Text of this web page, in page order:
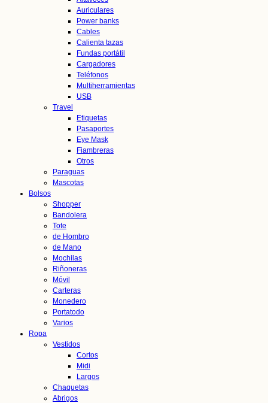
Auriculares
Power banks
Cables
Calienta tazas
Fundas portátil
Cargadores
Teléfonos
Multiherramientas
USB
Travel
Etiquetas
Pasaportes
Eye Mask
Fiambreras
Otros
Paraguas
Mascotas
Bolsos
Shopper
Bandolera
Tote
de Hombro
de Mano
Mochilas
Riñoneras
Móvil
Carteras
Monedero
Portatodo
Varios
Ropa
Vestidos
Cortos
Midi
Largos
Chaquetas
Abrigos